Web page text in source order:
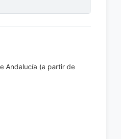
Andalucía (a partir de